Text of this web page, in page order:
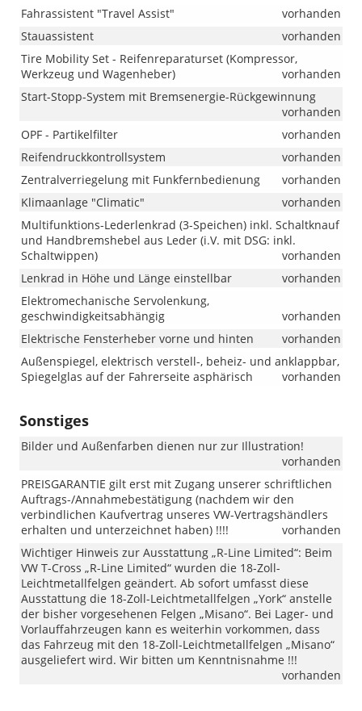
Fahrassistent "Travel Assist"
vorhanden
Stauassistent
vorhanden
Tire Mobility Set - Reifenreparaturset (Kompressor,
Werkzeug und Wagenheber)
vorhanden
Start-Stopp-System mit Bremsenergie-Rückgewinnung
vorhanden
OPF - Partikelfilter
vorhanden
Reifendruckkontrollsystem
vorhanden
Zentralverriegelung mit Funkfernbedienung
vorhanden
Klimaanlage "Climatic"
vorhanden
Multifunktions-Lederlenkrad (3-Speichen) inkl. Schaltknauf
und Handbremshebel aus Leder (i.V. mit DSG: inkl.
Schaltwippen)
vorhanden
Lenkrad in Höhe und Länge einstellbar
vorhanden
Elektromechanische Servolenkung,
geschwindigkeitsabhängig
vorhanden
Elektrische Fensterheber vorne und hinten
vorhanden
Außenspiegel, elektrisch verstell-, beheiz- und anklappbar,
Spiegelglas auf der Fahrerseite asphärisch
vorhanden
Sonstiges
Bilder und Außenfarben dienen nur zur Illustration!
vorhanden
PREISGARANTIE gilt erst mit Zugang unserer schriftlichen
Auftrags-/Annahmebestätigung (nachdem wir den
verbindlichen Kaufvertrag unseres VW-Vertragshändlers
erhalten und unterzeichnet haben) !!!!
vorhanden
Wichtiger Hinweis zur Ausstattung „R-Line Limited“: Beim
VW T-Cross „R-Line Limited“ wurden die 18-Zoll-
Leichtmetallfelgen geändert. Ab sofort umfasst diese
Ausstattung die 18-Zoll-Leichtmetallfelgen „York“ anstelle
der bisher vorgesehenen Felgen „Misano“. Bei Lager- und
Vorlauffahrzeugen kann es weiterhin vorkommen, dass
das Fahrzeug mit den 18-Zoll-Leichtmetallfelgen „Misano“
ausgeliefert wird. Wir bitten um Kenntnisnahme !!!
vorhanden